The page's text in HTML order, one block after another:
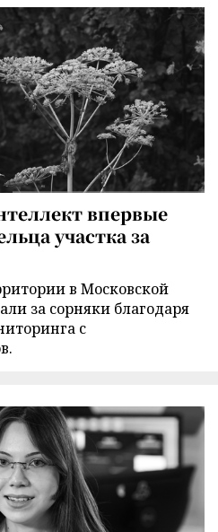
впервые
участка за
в Московской
за сорняки благодаря
с